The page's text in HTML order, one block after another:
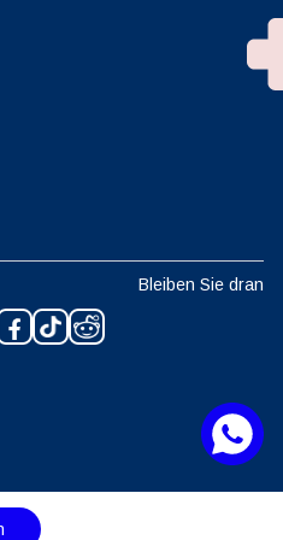
Bleiben Sie dran